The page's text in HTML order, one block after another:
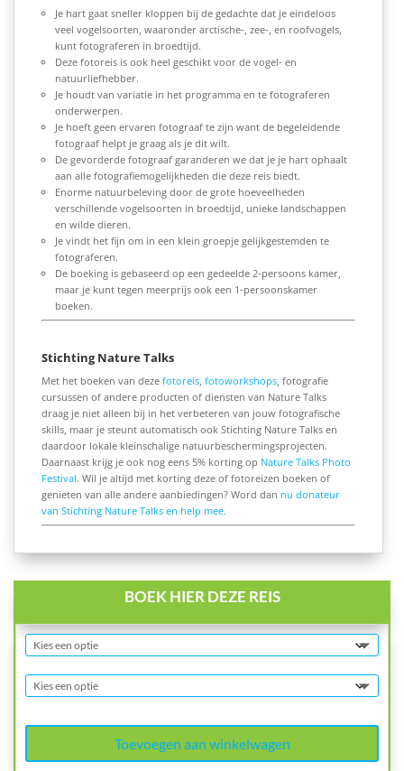
Je hart gaat sneller kloppen bij de gedachte dat je eindeloos
veel vogelsoorten, waaronder arctische-, zee-, en roofvogels,
kunt fotograferen in broedtijd.
Deze fotoreis is ook heel geschikt voor de vogel- en
natuurliefhebber.
Je houdt van variatie in het programma en te fotograferen
onderwerpen.
Je hoeft geen ervaren fotograaf te zijn want de begeleidende
fotograaf helpt je graag als je dit wilt.
De gevorderde fotograaf garanderen we dat je je hart ophaalt
aan alle fotografiemogelijkheden die deze reis biedt.
Enorme natuurbeleving door de grote hoeveelheden
verschillende vogelsoorten in broedtijd, unieke landschappen
en wilde dieren.
Je vindt het fijn om in een klein groepje gelijkgestemden te
fotograferen.
De boeking is gebaseerd op een gedeelde 2-persoons kamer,
maar je kunt tegen meerprijs ook een 1-persoonskamer
boeken.
Stichting Nature Talks
Met het boeken van deze fotoreis, fotoworkshops, fotografie
cursussen of andere producten of diensten van Nature Talks
draag je niet alleen bij in het verbeteren van jouw fotografische
skills, maar je steunt automatisch ook Stichting Nature Talks en
daardoor lokale kleinschalige natuurbeschermingsprojecten.
Daarnaast krijg je ook nog eens 5% korting op Nature Talks Photo
Festival. Wil je altijd met korting deze of fotoreizen boeken of
genieten van alle andere aanbiedingen? Word dan nu donateur
van Stichting Nature Talks en help mee.
BOEK HIER DEZE REIS
Toevoegen aan winkelwagen